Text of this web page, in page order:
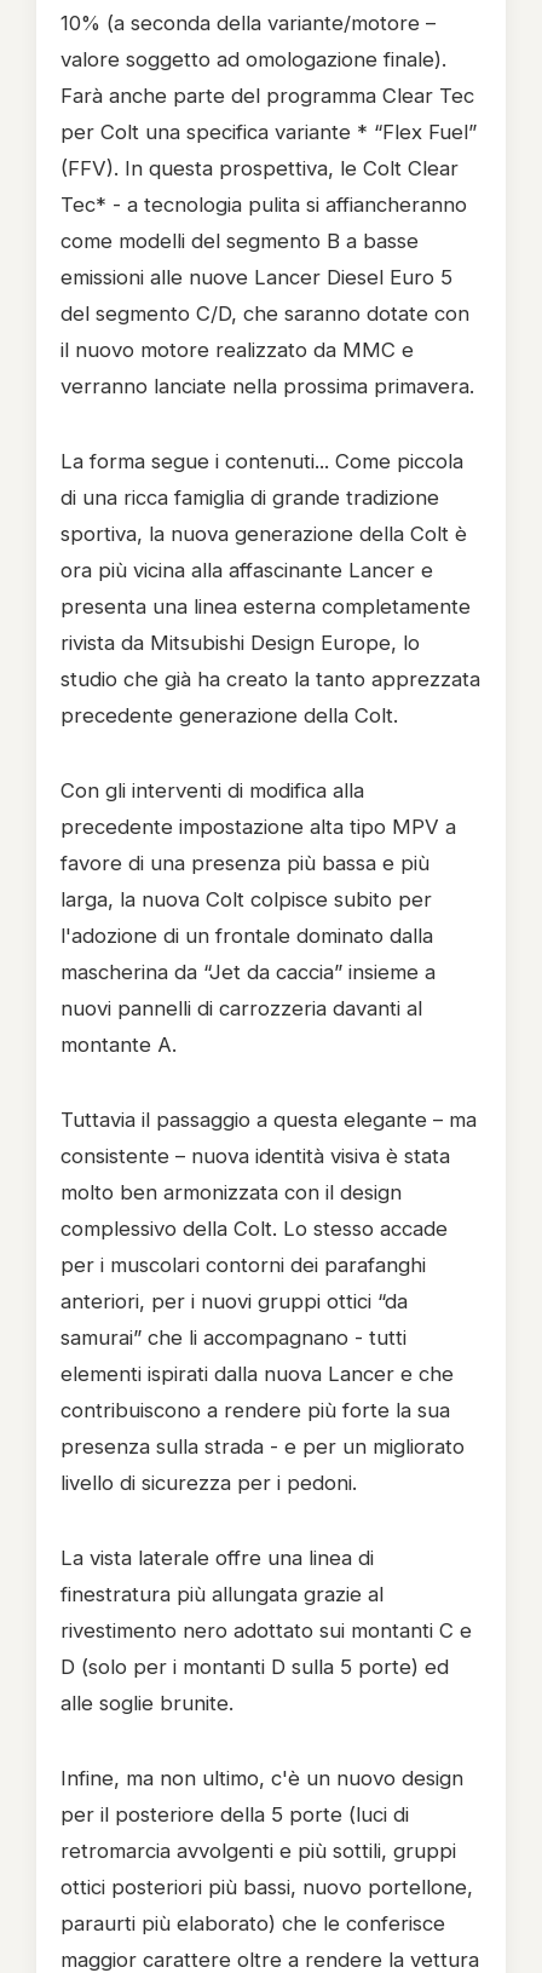
10% (a seconda della variante/motore –
valore soggetto ad omologazione finale).
Farà anche parte del programma Clear Tec
per Colt una specifica variante * “Flex Fuel”
(FFV). In questa prospettiva, le Colt Clear
Tec* - a tecnologia pulita si affiancheranno
come modelli del segmento B a basse
emissioni alle nuove Lancer Diesel Euro 5
del segmento C/D, che saranno dotate con
il nuovo motore realizzato da MMC e
verranno lanciate nella prossima primavera.
La forma segue i contenuti... Come piccola
di una ricca famiglia di grande tradizione
sportiva, la nuova generazione della Colt è
ora più vicina alla affascinante Lancer e
presenta una linea esterna completamente
rivista da Mitsubishi Design Europe, lo
studio che già ha creato la tanto apprezzata
precedente generazione della Colt.
Con gli interventi di modifica alla
precedente impostazione alta tipo MPV a
favore di una presenza più bassa e più
larga, la nuova Colt colpisce subito per
l'adozione di un frontale dominato dalla
mascherina da “Jet da caccia” insieme a
nuovi pannelli di carrozzeria davanti al
montante A.
Tuttavia il passaggio a questa elegante – ma
consistente – nuova identità visiva è stata
molto ben armonizzata con il design
complessivo della Colt. Lo stesso accade
per i muscolari contorni dei parafanghi
anteriori, per i nuovi gruppi ottici “da
samurai” che li accompagnano - tutti
elementi ispirati dalla nuova Lancer e che
contribuiscono a rendere più forte la sua
presenza sulla strada - e per un migliorato
livello di sicurezza per i pedoni.
La vista laterale offre una linea di
finestratura più allungata grazie al
rivestimento nero adottato sui montanti C e
D (solo per i montanti D sulla 5 porte) ed
alle soglie brunite.
Infine, ma non ultimo, c'è un nuovo design
per il posteriore della 5 porte (luci di
retromarcia avvolgenti e più sottili, gruppi
ottici posteriori più bassi, nuovo portellone,
paraurti più elaborato) che le conferisce
maggior carattere oltre a rendere la vettura